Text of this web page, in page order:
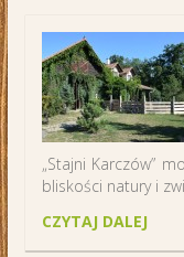
„Stajni Karczów”
bliskości natury i
CZYTAJ DALEJ